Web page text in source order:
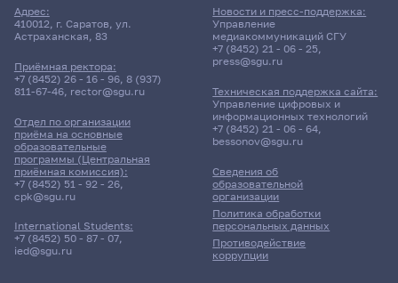
Адрес:
410012, г. Саратов, ул.
Астраханская, 83
Приёмная ректора:
+7 (8452) 26 - 16 - 96, 8 (937)
811-67-46, rector@sgu.ru
Отдел по организации
приёма на основные
образовательные
программы (Центральная
приёмная комиссия):
+7 (8452) 51 - 92 - 26,
cpk@sgu.ru
International Students:
+7 (8452) 50 - 87 - 07,
ied@sgu.ru
Сведения об
образовательной
организации
Политика обработки
персональных данных
Противодействие
коррупции
Новости и пресс-поддержка:
Управление
медиакоммуникаций СГУ
+7 (8452) 21 - 06 - 25,
press@sgu.ru
Техническая поддержка сайта:
Управление цифровых и
информационных технологий
+7 (8452) 21 - 06 - 64,
bessonov@sgu.ru